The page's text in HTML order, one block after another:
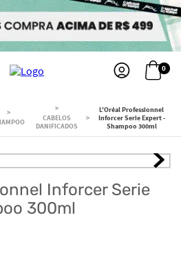
0
CABELOS
DANIFICADOS
L'Oréal Professionnel
Inforcer Serie Expert -
Shampoo 300ml
Inforcer Serie
300ml